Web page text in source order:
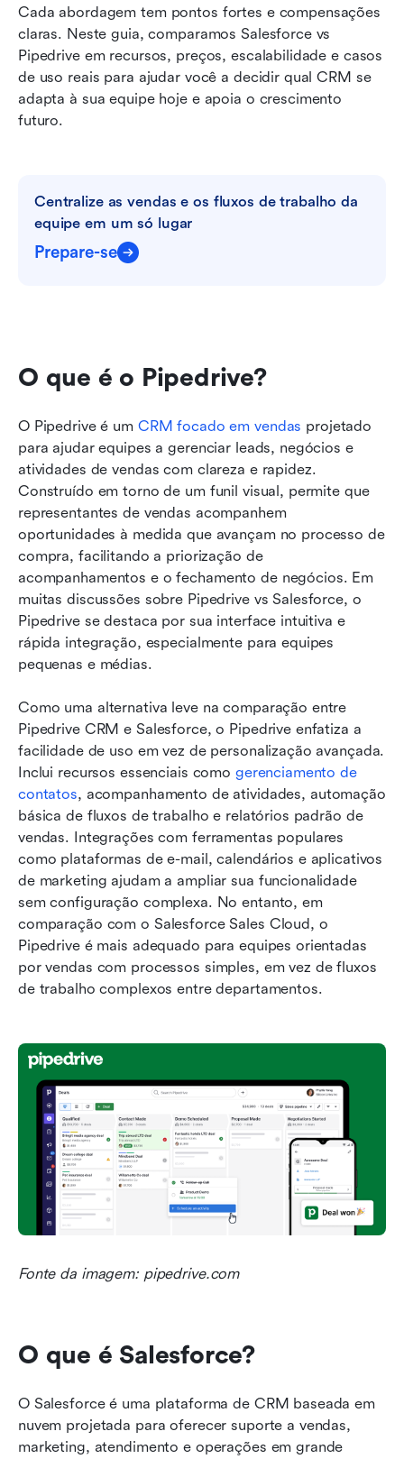
Cada abordagem tem pontos fortes e compensações
claras. Neste guia, comparamos Salesforce vs
Pipedrive em recursos, preços, escalabilidade e casos
de uso reais para ajudar você a decidir qual CRM se
adapta à sua equipe hoje e apoia o crescimento
futuro.
Centralize as vendas e os fluxos de trabalho da
equipe em um só lugar
Prepare-se
O que é o Pipedrive?
O Pipedrive é um CRM focado em vendas projetado
para ajudar equipes a gerenciar leads, negócios e
atividades de vendas com clareza e rapidez.
Construído em torno de um funil visual, permite que
representantes de vendas acompanhem
oportunidades à medida que avançam no processo de
compra, facilitando a priorização de
acompanhamentos e o fechamento de negócios. Em
muitas discussões sobre Pipedrive vs Salesforce, o
Pipedrive se destaca por sua interface intuitiva e
rápida integração, especialmente para equipes
pequenas e médias.
Como uma alternativa leve na comparação entre
Pipedrive CRM e Salesforce, o Pipedrive enfatiza a
facilidade de uso em vez de personalização avançada.
Inclui recursos essenciais como gerenciamento de
contatos, acompanhamento de atividades, automação
básica de fluxos de trabalho e relatórios padrão de
vendas. Integrações com ferramentas populares
como plataformas de e-mail, calendários e aplicativos
de marketing ajudam a ampliar sua funcionalidade
sem configuração complexa. No entanto, em
comparação com o Salesforce Sales Cloud, o
Pipedrive é mais adequado para equipes orientadas
por vendas com processos simples, em vez de fluxos
de trabalho complexos entre departamentos.
Fonte da imagem: pipedrive.com
O que é Salesforce?
O Salesforce é uma plataforma de CRM baseada em
nuvem projetada para oferecer suporte a vendas,
marketing, atendimento e operações em grande
Perguntas frequentes
Leitura relacionada